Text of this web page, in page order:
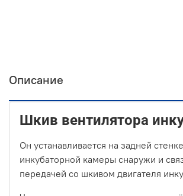
Описание
Шкив вентилятора
Он устанавливается на задней стенке
инкубаторной камеры снаружи и
передачей со шкивом двигателя